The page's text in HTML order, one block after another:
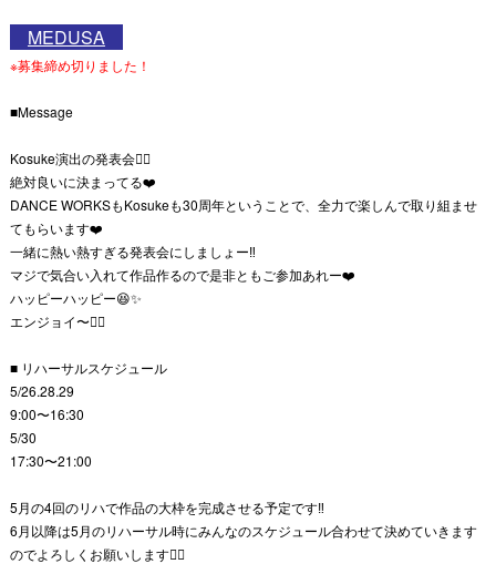
MEDUSA
※募集締め切りました！
■Message
Kosuke演出の発表会❤️‍🔥
絶対良いに決まってる❤️
DANCE WORKSもKosukeも30周年ということで、全力で楽しんで取り組ませ
てもらいます❤️
一緒に熱い熱すぎる発表会にしましょー‼️
マジで気合い入れて作品作るので是非ともご参加あれー❤️
ハッピーハッピー😆✨
エンジョイ〜❤️‍🔥
■ リハーサルスケジュール
5/26.28.29
9:00〜16:30
5/30
17:30〜21:00
5月の4回のリハで作品の大枠を完成させる予定です‼️
6月以降は5月のリハーサル時にみんなのスケジュール合わせて決めていきます
のでよろしくお願いします🙇‍♀